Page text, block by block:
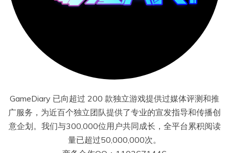
GameDiary 已向超过 200 款独立游戏提供过媒体评测和推
广服务，为近百个独立团队提供了专业的宣发指导和传播创
意企划。我们与300,000位用户共同成长，全平台累积阅读
量已超过50,000,000次。